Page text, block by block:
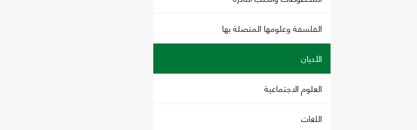
الفلسفة وعلومها المتصلة بها
الأديان
العلوم الاجتماعية
اللغات